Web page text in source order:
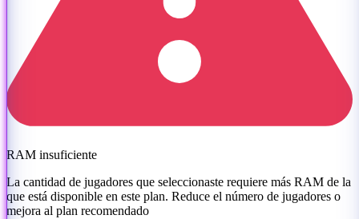
RAM insuficiente
La cantidad de jugadores que seleccionaste requiere más RAM de la
que está disponible en este plan. Reduce el número de jugadores o
mejora al plan recomendado